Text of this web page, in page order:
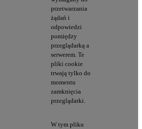
przetwarzania
żądań i
odpowiedzi
pomiędzy
przeglądarką a
serwerem. Te
pliki cookie
trwają tylko do
momentu
zamknięcia
przeglądarki.
W tym pliku